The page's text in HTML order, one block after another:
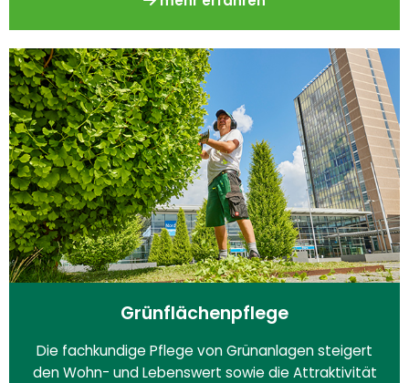
Grünflächenpflege
Die fachkundige Pflege von Grünanlagen steigert
den Wohn- und Lebenswert sowie die Attraktivität